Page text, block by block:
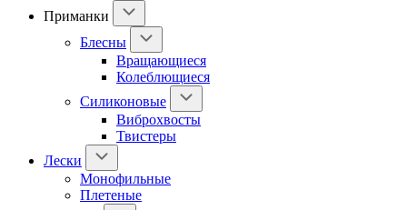
Приманки
Блесны
Вращающиеся
Колеблющиеся
Силиконовые
Виброхвосты
Твистеры
Лески
Монофильные
Плетеные